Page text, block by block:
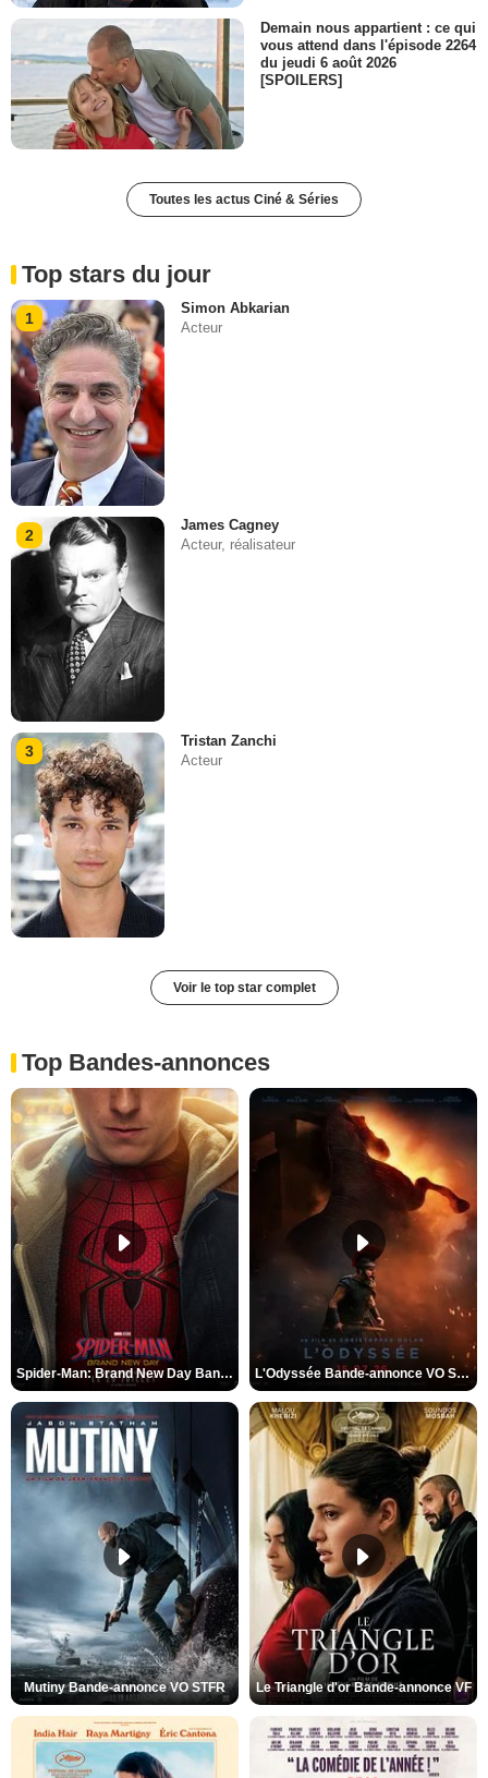
Demain nous appartient : ce qui
vous attend dans l'épisode 2264
du jeudi 6 août 2026
[SPOILERS]
Toutes les actus Ciné & Séries
Top stars du jour
1
Simon Abkarian
Acteur
2
James Cagney
Acteur, réalisateur
3
Tristan Zanchi
Acteur
Voir le top star complet
Top Bandes-annonces
Spider-Man: Brand New Day Bande-annonce VO STFR L'Odyssée Bande-annonce VO STFR
Mutiny Bande-annonce VO STFR Le Triangle d'or Bande-annonce VF